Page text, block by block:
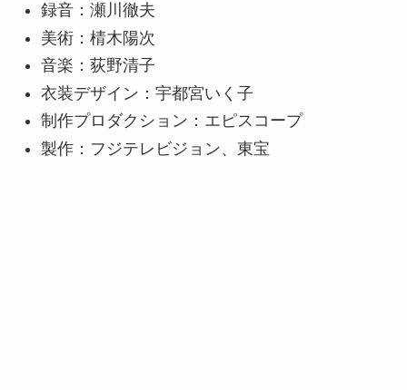
録音：瀬川徹夫
美術：棈木陽次
音楽：荻野清子
衣装デザイン：宇都宮いく子
制作プロダクション：エピスコープ
製作：フジテレビジョン、東宝